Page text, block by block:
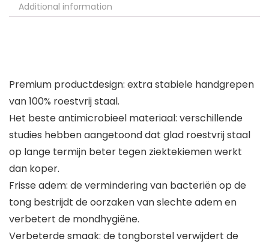
Additional information
Premium productdesign: extra stabiele handgrepen
van 100% roestvrij staal.
Het beste antimicrobieel materiaal: verschillende
studies hebben aangetoond dat glad roestvrij staal
op lange termijn beter tegen ziektekiemen werkt
dan koper.
Frisse adem: de vermindering van bacteriën op de
tong bestrijdt de oorzaken van slechte adem en
verbetert de mondhygiëne.
Verbeterde smaak: de tongborstel verwijdert de